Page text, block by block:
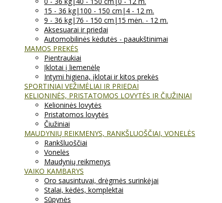
15 - 36 kg|100 - 150 cm|4 - 12 m.
9 - 36 kg|76 - 150 cm|15 mėn. - 12 m.
Aksesuarai ir priedai
Automobilinės kėdutės - paaukštinimai
MAMOS PREKĖS
Pientraukiai
Įklotai į liemenėlę
Intymi higiena, įklotai ir kitos prekės
SPORTINIAI VEŽIMĖLIAI IR PRIEDAI
KELIONINĖS, PRISTATOMOS LOVYTĖS IR ČIUŽINIAI
Kelioninės lovytės
Pristatomos lovytės
Čiužiniai
MAUDYNIŲ REIKMENYS, RANKŠLUOŠČIAI, VONELĖS
Rankšluoščiai
Vonelės
Maudynių reikmenys
VAIKO KAMBARYS
Oro sausintuvai, drėgmės surinkėjai
Stalai, kėdės, komplektai
Sūpynės